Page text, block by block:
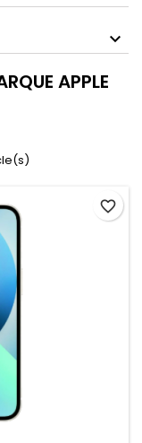
APPLE
favorite_border